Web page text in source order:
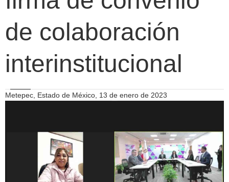
de colaboración
interinstitucional
Metepec, Estado de México, 13 de enero de 2023